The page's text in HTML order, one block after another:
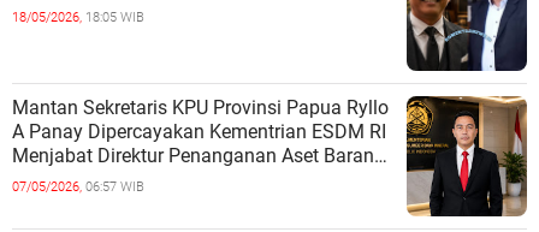
18/05/2026, 18:05 WIB
Mantan Sekretaris KPU Provinsi Papua Ryllo
A Panay Dipercayakan Kementrian ESDM RI
Menjabat Direktur Penanganan Aset Barang
Bukti
07/05/2026, 06:57 WIB